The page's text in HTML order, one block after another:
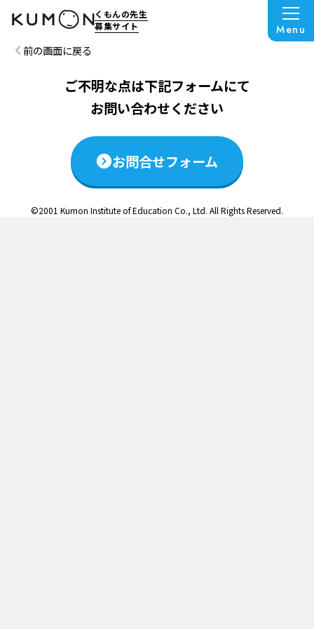
くもんの先生
募集サイト
Menu
この説明会は終了いたしました
前の画面に戻る
ご不明な点は下記フォームにて
お問い合わせください
お問合せフォーム
©2001 Kumon Institute of Education Co., Ltd. All Rights Reserved.